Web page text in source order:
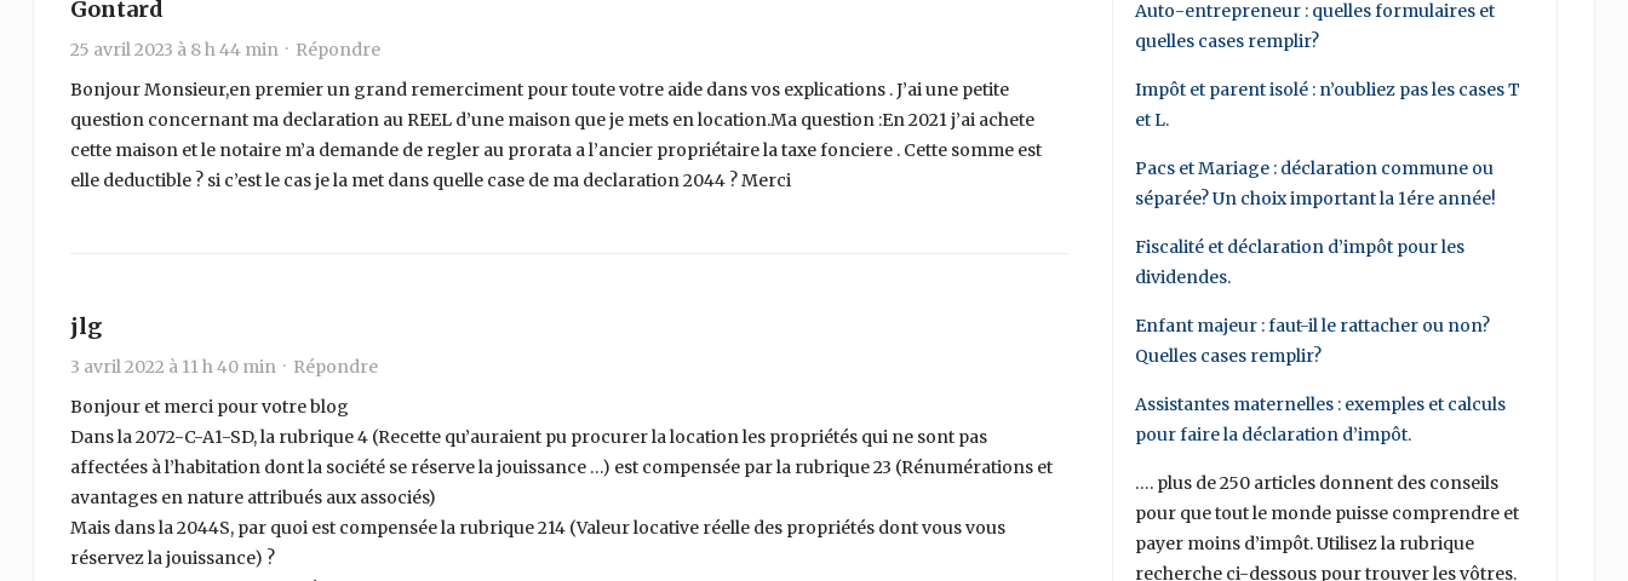
Gontard
25 avril 2023 à 8 h 44 min · Répondre
Bonjour Monsieur,en premier un grand remerciment pour toute votre aide dans vos explications . J’ai une petite
question concernant ma declaration au REEL d’une maison que je mets en location.Ma question :En 2021 j’ai achete
cette maison et le notaire m’a demande de regler au prorata a l’ancier propriétaire la taxe fonciere . Cette somme est
elle deductible ? si c’est le cas je la met dans quelle case de ma declaration 2044 ? Merci
jlg
3 avril 2022 à 11 h 40 min · Répondre
Bonjour et merci pour votre blog
Dans la 2072-C-A1-SD, la rubrique 4 (Recette qu’auraient pu procurer la location les propriétés qui ne sont pas
affectées à l’habitation dont la société se réserve la jouissance …) est compensée par la rubrique 23 (Rénumérations et
avantages en nature attribués aux associés)
Mais dans la 2044S, par quoi est compensée la rubrique 214 (Valeur locative réelle des propriétés dont vous vous
réservez la jouissance) ?
Auto-entrepreneur : quelles formulaires et
quelles cases remplir?
Impôt et parent isolé : n’oubliez pas les cases T
et L.
Pacs et Mariage : déclaration commune ou
séparée? Un choix important la 1ére année!
Fiscalité et déclaration d’impôt pour les
dividendes.
Enfant majeur : faut-il le rattacher ou non?
Quelles cases remplir?
Assistantes maternelles : exemples et calculs
pour faire la déclaration d’impôt.
…. plus de 250 articles donnent des conseils
pour que tout le monde puisse comprendre et
payer moins d’impôt. Utilisez la rubrique
recherche ci-dessous pour trouver les vôtres.